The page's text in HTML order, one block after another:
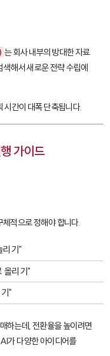
는 회사 내부의 방대한 자료
해서 새로운 전략 수립에
시간이 대폭 단축됩니다.
가이드
적으로 정해야 합니다.
리기"
올리기"
"
는데, 전환율을 높이려면
가 다양한 아이디어를